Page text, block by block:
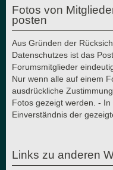
Fotos von
posten
Aus Gründen der
Datenschutzes ist das
Forumsmitglieder
Nur wenn alle auf einem
ausdrückliche
Fotos gezeigt werden. -
Einverständnis der
Links zu anderen